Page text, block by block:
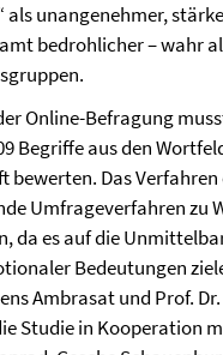
als unangenehmer,
bedrohlicher – wahr
Online-Befragung
Begriffe aus den
bewerten. Das
Umfrageverfahren zu
da es auf die
Bedeutungen
Ambrasat und Prof.
Studie in Kooperation